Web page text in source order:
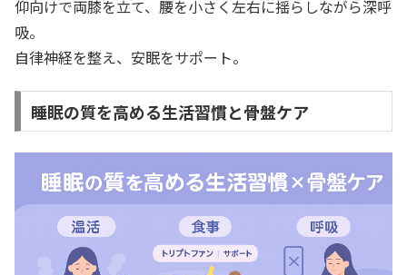
仰向けで両膝を立て、腰を小さく左右に揺らしながら深呼
吸。
自律神経を整え、安眠をサポート。
睡眠の質を高める生活習慣と骨盤ケア